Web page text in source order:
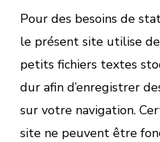
Pour des besoins de
le présent site utilise
petits fichiers textes
dur afin d’enregistrer
sur votre navigation.
site ne peuvent être